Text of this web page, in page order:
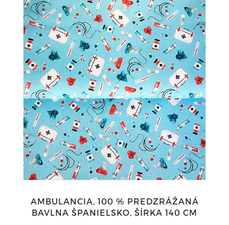
AMBULANCIA, 100 % PREDZRÁŽANÁ
BAVLNA ŠPANIELSKO, ŠÍRKA 140 CM